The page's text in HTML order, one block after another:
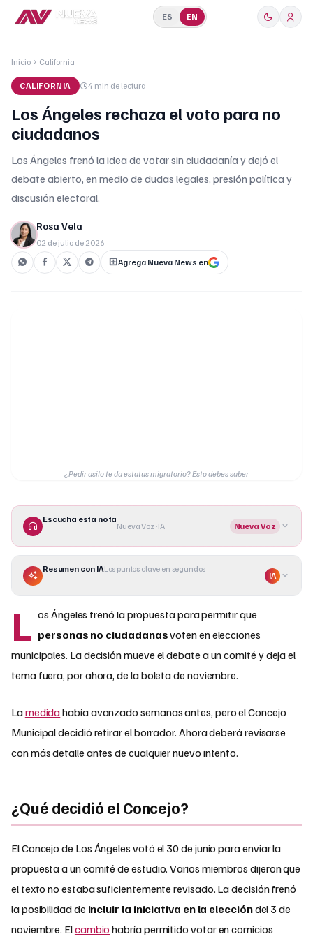
ES EN
Inicio California
CALIFORNIA 4 min de lectura
Los Ángeles rechaza el voto para no
ciudadanos
Los Ángeles frenó la idea de votar sin ciudadanía y dejó el
debate abierto, en medio de dudas legales, presión política y
discusión electoral.
Rosa Vela
02 de julio de 2026
Agrega Nueva News en
¿Pedir asilo te da estatus migratorio? Esto debes saber
Escucha esta nota
Nueva Voz · IA Nueva Voz
Resumen con IALos puntos clave en segundos
IA
L os Ángeles frenó la propuesta para permitir que
personas no ciudadanasvoten en elecciones
municipales. La decisión mueve el debate a un comité y deja el
tema fuera, por ahora, de la boleta de noviembre.
Lamedidahabía avanzado semanas antes, pero el Concejo
Municipal decidió retirar el borrador. Ahora deberá revisarse
con más detalle antes de cualquier nuevo intento.
¿Qué decidió el Concejo?
El Concejo de Los Ángeles votó el 30 de junio para enviar la
propuesta a un comité de estudio. Varios miembros dijeron que
el texto no estaba suficientemente revisado. La decisión frenó
la posibilidad de incluir la iniciativa en la eleccióndel 3 de
noviembre. Elcambio habría permitido votar en comicios